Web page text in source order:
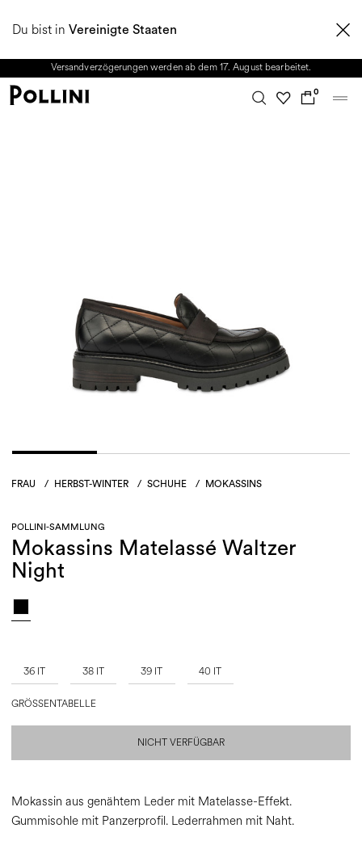
Du bist in Vereinigte Staaten
2026 KOLLEKTION. Vom 8. bis 16. August ist unser Kundenservice nicht
Versandverzögerungen werden ab dem 17. August bearbeitet.
0
FRAU / HERBST-WINTER / SCHUHE / MOKASSINS
POLLINI-SAMMLUNG
Mokassins Matelassé Waltzer
Night
36 IT 38 IT 39 IT 40 IT
GRÖSSENTABELLE
NICHT VERFÜGBAR
Mokassin aus genähtem Leder mit Matelasse-Effekt.
Gummisohle mit Panzerprofil. Lederrahmen mit Naht.